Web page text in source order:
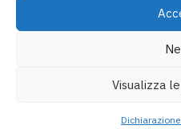
Visualizza
Telefono:
© 2026 Isola Bergamasca
Redazione